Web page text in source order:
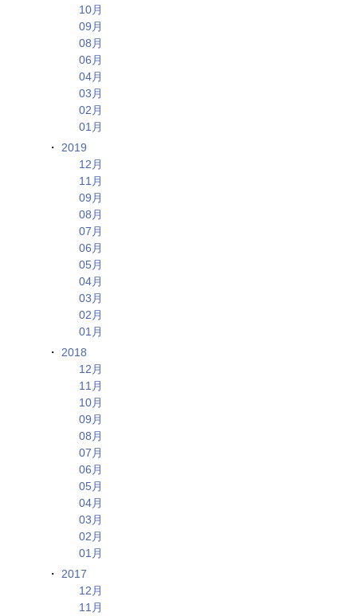
10月
09月
08月
06月
04月
03月
02月
01月
2019
12月
11月
09月
08月
07月
06月
05月
04月
03月
02月
01月
2018
12月
11月
10月
09月
08月
07月
06月
05月
04月
03月
02月
01月
2017
12月
11月